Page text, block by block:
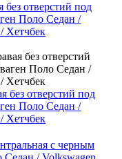
без отверстий под
Поло Cедан /
Хетчбек
без отверстий под
Поло Cедан /
Хетчбек
с черным